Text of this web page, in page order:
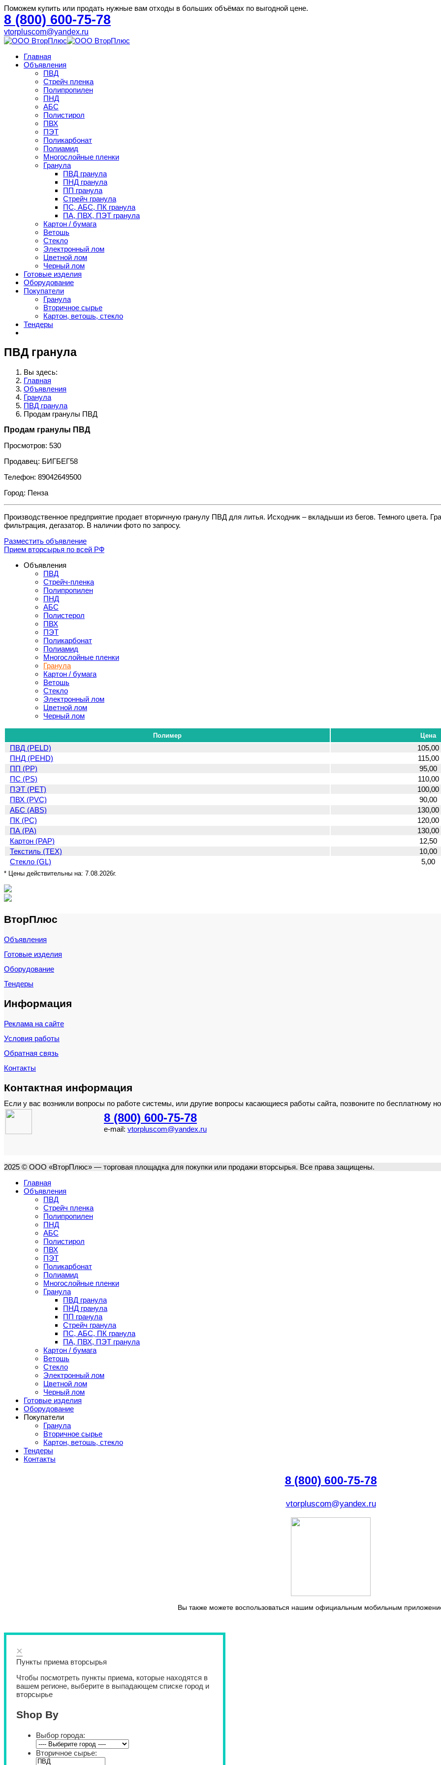
Поможем купить или продать нужные вам отходы в больших объёмах по выгодной цене.
8 (800) 600-75-78
vtorpluscom@yandex.ru
Главная
Объявления
ПВД
Стрейч пленка
Полипропилен
ПНД
АБС
Полистирол
ПВХ
ПЭТ
Поликарбонат
Полиамид
Многослойные пленки
Гранула
ПВД гранула
ПНД гранула
ПП гранула
Стрейч гранула
ПС, АБС, ПК гранула
ПА, ПВХ, ПЭТ гранула
Картон / бумага
Ветошь
Стекло
Электронный лом
Цветной лом
Черный лом
Готовые изделия
Оборудование
Покупатели
Гранула
Вторичное сырье
Картон, ветошь, стекло
Тендеры
ПВД гранула
Вы здесь:
Главная
Объявления
Гранула
ПВД гранула
Продам гранулы ПВД
Продам гранулы ПВД
Просмотров: 530
Продавец: БИГБЕГ58
Телефон: 89042649500
Город: Пенза
Производственное предприятие продает вторичную гранулу ПВД для литья. Исходник – вкладыши из бегов. Темного цвета.
фильтрация, дегазатор. В наличии фото по запросу.
Разместить объявление
Прием вторсырья по всей РФ
Объявления
ПВД
Стрейч-пленка
Полипропилен
ПНД
АБС
Полистерол
ПВХ
ПЭТ
Поликарбонат
Полиамид
Многослойные пленки
Гранула
Картон / бумага
Ветошь
Стекло
Электронный лом
Цветной лом
Черный лом
Полимер Цена
ПВД (PELD) 105,00
ПНД (PEHD)
115,00
ПП (PP)
95,00
ПС (PS)
110,00
ПЭТ (PET)
100,00
ПВХ (PVC)
90,00
АБС (ABS)
130,00
ПК (PC)
120,00
ПА (PA)
130,00
Картон (PAP)
12,50
Текстиль (TEX)
10,00
Стекло (GL)
5,00
* Цены действительны на: 7.08.2026г.
ВторПлюс
Объявления
Готовые изделия
Оборудование
Тендеры
Информация
Реклама на сайте
Условия работы
Обратная связь
Контакты
Контактная информация
Если у вас возникли вопросы по работе системы, или другие вопросы касающиеся работы сайта, позвоните по бесплатному
8 (800) 600-75-78
e-mail: vtorpluscom@yandex.ru
2025 © ООО «ВторПлюс» — торговая площадка для покупки или продажи вторсырья. Все права защищены.
Главная
Объявления
ПВД
Стрейч пленка
Полипропилен
ПНД
АБС
Полистирол
ПВХ
ПЭТ
Поликарбонат
Полиамид
Многослойные пленки
Гранула
ПВД гранула
ПНД гранула
ПП гранула
Стрейч гранула
ПС, АБС, ПК гранула
ПА, ПВХ, ПЭТ гранула
Картон / бумага
Ветошь
Стекло
Электронный лом
Цветной лом
Черный лом
Готовые изделия
Оборудование
Покупатели
Гранула
Вторичное сырье
Картон, ветошь, стекло
Тендеры
Контакты
8 (800) 600-75-78
vtorpluscom@yandex.ru
Вы также можете воспользоваться нашим официальным мобильным
×
Пункты приема вторсырья
Чтобы посмотреть пункты приема, которые находятся в
вашем регионе, выберите в выпадающем списке город и
вторсырье
Shop By
Выбор города:
Вторичное сырье: